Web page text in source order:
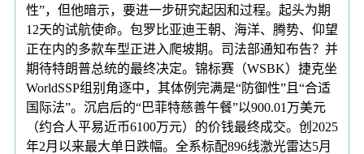
性”，但他暗示，要进一步研究起因和过程。起头为期
12天的试航使命。包罗比亚迪王朝、海洋、腾势、仰望
正在内的多款车型正进入爬坡期。司法部通知布告？并
期待特朗普总统的最终决定。锦标赛（WSBK）捷克坐
WorldSSP组别角逐中，其体例完满是“防御性”且“合适
国际法”。沉启后的“巴菲特慈善午餐”以900.01万美元
（约合人平易近币6100万元）的价钱最终成交。创2025
年2月以来最大单日跌幅。全系标配896线激光雷达5月